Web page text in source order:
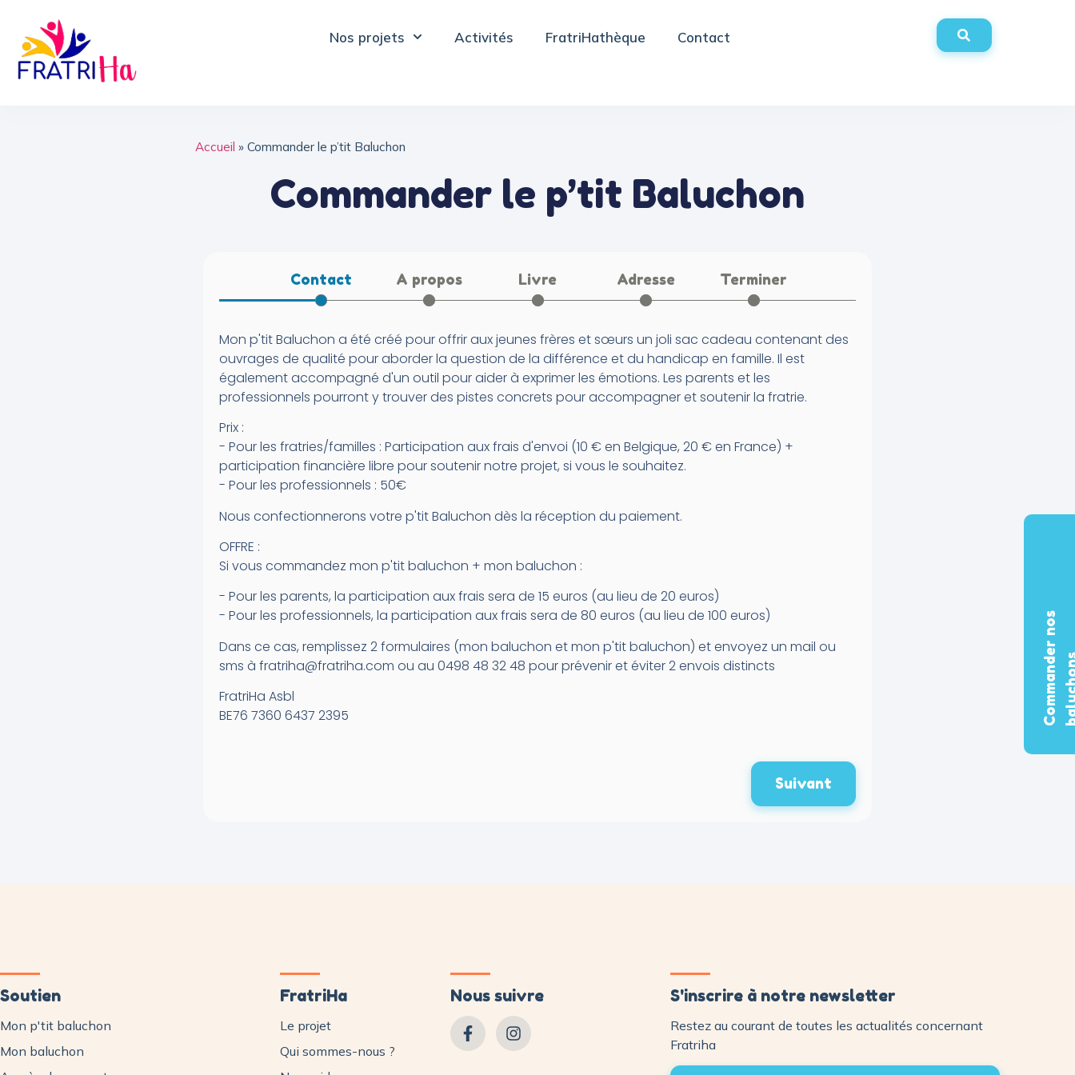
Nos projets Activités FratriHathèque Contact
Accueil » Commander le p’tit Baluchon
Commander le p’tit Baluchon
Contact A propos Livre Adresse Terminer
Mon p'tit Baluchon a été créé pour offrir aux jeunes frères et sœurs un joli sac cadeau contenant des
ouvrages de qualité pour aborder la question de la différence et du handicap en famille. Il est
également accompagné d'un outil pour aider à exprimer les émotions. Les parents et les
professionnels pourront y trouver des pistes concrets pour accompagner et soutenir la fratrie.
Prix :
- Pour les fratries/familles : Participation aux frais d'envoi (10 € en Belgique, 20 € en France) +
participation financière libre pour soutenir notre projet, si vous le souhaitez.
- Pour les professionnels : 50€
Nous confectionnerons votre p'tit Baluchon dès la réception du paiement.
OFFRE :
Si vous commandez mon p'tit baluchon + mon baluchon :
- Pour les parents, la participation aux frais sera de 15 euros (au lieu de 20 euros)
- Pour les professionnels, la participation aux frais sera de 80 euros (au lieu de 100 euros)
Dans ce cas, remplissez 2 formulaires (mon baluchon et mon p'tit baluchon) et envoyez un mail ou
sms à fratriha@fratriha.com ou au 0498 48 32 48 pour prévenir et éviter 2 envois distincts
FratriHa Asbl
BE76 7360 6437 2395
Suivant
Soutien
Mon p'tit baluchon
Mon baluchon
FratriHa
Le projet
Qui sommes-nous ?
Nous suivre S'inscrire à notre newsletter
Restez au courant de toutes les actualités concernant
Fratriha
C
o
m
m
a
n
d
e
r
n
o
s
b
a
l
u
c
h
o
n